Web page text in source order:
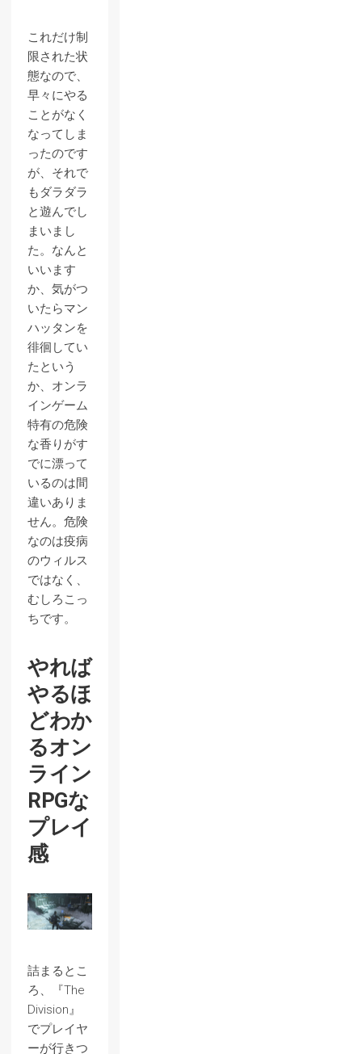
これだけ制
限された状
態なので、
早々にやる
ことがなく
なってしま
ったのです
が、それで
もダラダラ
と遊んでし
まいまし
た。なんと
いいます
か、気がつ
いたらマン
ハッタンを
徘徊してい
たという
か、オンラ
インゲーム
特有の危険
な香りがす
でに漂って
いるのは間
違いありま
せん。危険
なのは疫病
のウィルス
ではなく、
むしろこっ
ちです。
やれば
やるほ
どわか
るオン
ライン
RPGな
プレイ
感
詰まるとこ
ろ、『The
Division』
でプレイヤ
ーが行きつ